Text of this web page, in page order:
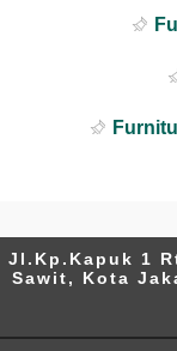
Jl.Kp.Kapuk 1
Sawit, Kota